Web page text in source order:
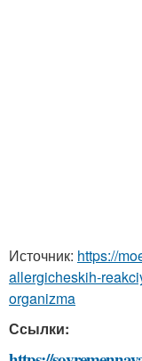
Источник: https://
allergicheskih-
organizma
Ссылки: